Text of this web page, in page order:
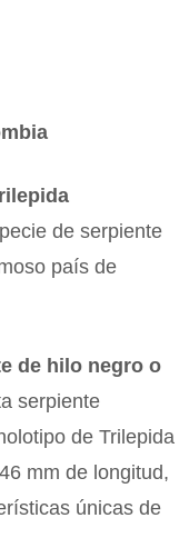
de serpiente
país de
de hilo negro o
serpiente
de Trilepida
mm de longitud,
únicas de